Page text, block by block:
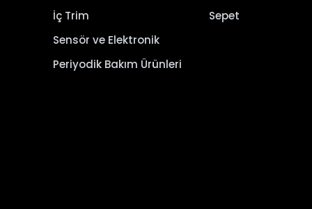
İç Trim
Sensör ve Elektronik
Periyodik Bakım Ürünleri
Sepet